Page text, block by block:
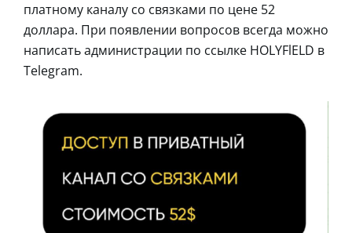
платному каналу со связками по цене 52
доллара. При появлении вопросов всегда можно
написать администрации по ссылке HOLYFlELD в
Telegram.